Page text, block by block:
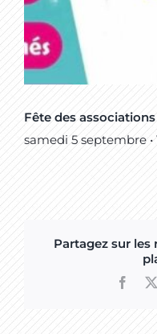
Fête des
samedi 5 septembre •
Partagez sur les